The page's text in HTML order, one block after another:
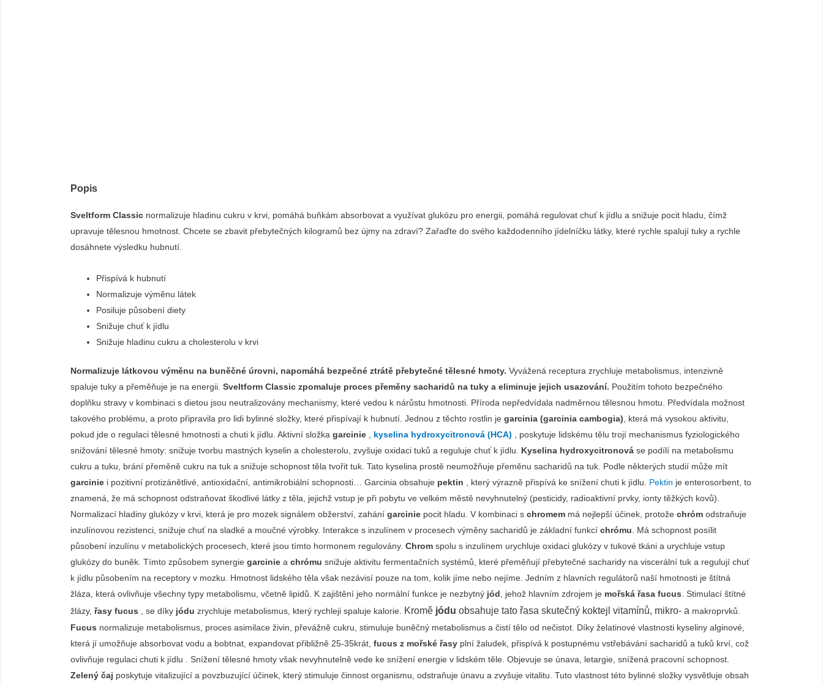
Popis
Sveltform Classic normalizuje hladinu cukru v krvi, pomáhá buňkám absorbovat a využívat glukózu pro energii, pomáhá regulovat chuť k jídlu a snižuje pocit hladu, čímž
upravuje tělesnou hmotnost. Chcete se zbavit přebytečných kilogramů bez újmy na zdraví? Zařaďte do svého každodenního jídelníčku látky, které rychle spalují tuky a rychle
dosáhnete výsledku hubnutí.
Přispívá k hubnutí
Normalizuje výměnu látek
Posiluje působení diety
Snižuje chuť k jídlu
Snižuje hladinu cukru a cholesterolu v krvi
Normalizuje látkovou výměnu na buněčné úrovni, napomáhá bezpečné ztrátě přebytečné tělesné hmoty. Vyvážená receptura zrychluje metabolismus, intenzivně
spaluje tuky a přeměňuje je na energii. Sveltform Classic zpomaluje proces přeměny sacharidů na tuky a eliminuje jejich usazování. Použitím tohoto bezpečného
doplňku stravy v kombinaci s dietou jsou neutralizovány mechanismy, které vedou k nárůstu hmotnosti. Příroda nepředvídala nadměrnou tělesnou hmotu. Předvídala možnost
takového problému, a proto připravila pro lidi bylinné složky, které přispívají k hubnutí. Jednou z těchto rostlin jegarcinia (garcinia cambogia) , která má vysokou aktivitu,
pokud jde o regulaci tělesné hmotnosti a chuti k jídlu. Aktivní složkagarcinie kyselina hydroxycitronová (HCA) , poskytuje lidskému tělu trojí mechanismus fyziologického
snižování tělesné hmoty: snižuje tvorbu mastných kyselin a cholesterolu, zvyšuje oxidaci tuků a reguluje chuť k jídlu. Kyselina hydroxycitronová se podílí na metabolismu
cukru a tuku, brání přeměně cukru na tuk a snižuje schopnost těla tvořit tuk. Tato kyselina prostě neumožňuje přeměnu sacharidů na tuk. Podle některých studií může mít
garcinie i pozitivní protizánětlivé, antioxidační, antimikrobiální schopnosti… Garcinia obsahuje pektin , který výrazně přispívá ke snížení chuti k jídlu. Pektin je enterosorbent, to
znamená, že má schopnost odstraňovat škodlivé látky z těla, jejichž vstup je při pobytu ve velkém městě nevyhnutelný (pesticidy, radioaktivní prvky, ionty těžkých kovů).
Normalizací hladiny glukózy v krvi, která je pro mozek signálem obžerství, zahánígarcinie pocit hladu. V kombinaci schromem má nejlepší účinek, protožechróm odstraňuje
inzulínovou rezistenci, snižuje chuť na sladké a moučné výrobky. Interakce s inzulínem v procesech výměny sacharidů je základní funkcíchrómu . Má schopnost posílit
působení inzulínu v metabolických procesech, které jsou tímto hormonem regulovány.Chrom spolu s inzulínem urychluje oxidaci glukózy v tukové tkáni a urychluje vstup
glukózy do buněk. Tímto způsobem synergiegarcinie achrómu snižuje aktivitu fermentačních systémů, které přeměňují přebytečné sacharidy na viscerální tuk a regulují chuť
k jídlu působením na receptory v mozku. Hmotnost lidského těla však nezávisí pouze na tom, kolik jíme nebo nejíme. Jedním z hlavních regulátorů naší hmotnosti je štítná
žláza, která ovlivňuje všechny typy metabolismu, včetně lipidů. K zajištění jeho normální funkce je nezbytný jód , jehož hlavním zdrojem je mořská řasa fucus . Stimulací štítné
žlázy,řasy fucus , se díky jódu zrychluje metabolismus, který rychleji spaluje kalorie. Kromě jódu obsahuje tato řasa skutečný koktejl vitamínů, mikro- a makroprvků.
Fucus normalizuje metabolismus, proces asimilace živin, převážně cukru, stimuluje buněčný metabolismus a čistí tělo od nečistot. Díky želatinové vlastnosti kyseliny alginové,
která jí umožňuje absorbovat vodu a bobtnat, expandovat přibližně 25-35krát,fucus z mořské řasy plní žaludek, přispívá k postupnému vstřebávání sacharidů a tuků krví, což
ovlivňuje regulaci chuti k jídlu . Snížení tělesné hmoty však nevyhnutelně vede ke snížení energie v lidském těle. Objevuje se únava, letargie, snížená pracovní schopnost.
Zelený čaj poskytuje vitalizující a povzbuzující účinek, který stimuluje činnost organismu, odstraňuje únavu a zvyšuje vitalitu. Tuto vlastnost této bylinné složky vysvětluje obsah